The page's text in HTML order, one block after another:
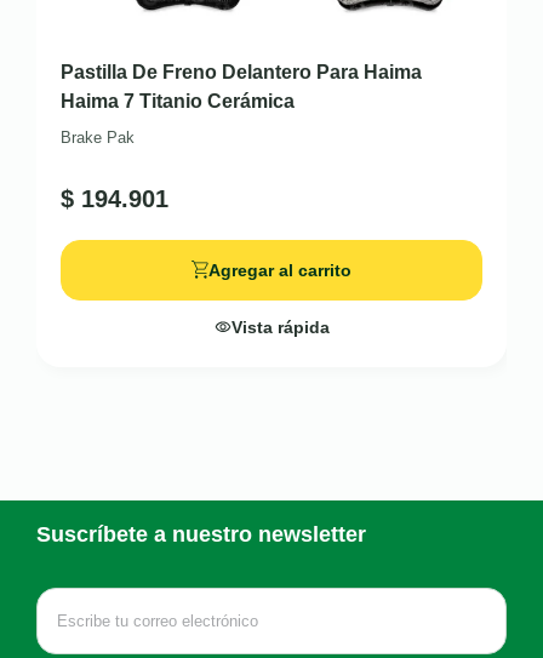
Pastilla De Freno Delantero Para Haima
Haima 7 Titanio Cerámica
Brake Pak
$ 194.901
Agregar al carrito
Vista rápida
Suscríbete a nuestro newsletter